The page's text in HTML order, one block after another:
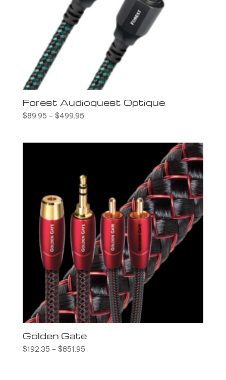
Forest Audioquest Optique
$89.95 – $499.95
Golden Gate
$192.35 – $851.95